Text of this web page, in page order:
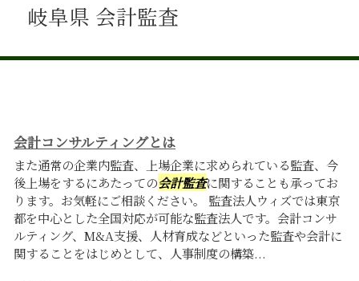
岐阜県 会計監査
会計コンサルティングとは
また通常の企業内監査、上場企業に求められている監査、今
後上場をするにあたっての会計監査に関することも承ってお
ります。お気軽にご相談ください。 監査法人ウィズでは東京
都を中心とした全国対応が可能な監査法人です。会計コンサ
ルティング、M&A支援、人材育成などといった監査や会計に
関することをはじめとして、人事制度の構築...